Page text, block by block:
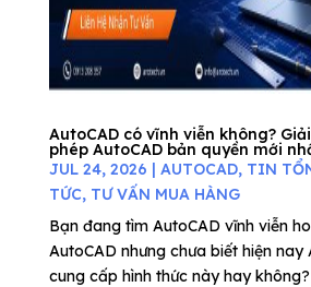
AutoCAD có vĩnh viễn không?
phép AutoCAD bản quyền mới
JUL 24, 2026 | AUTOCAD, TIN
TỨC, TƯ VẤN MUA HÀNG
Bạn đang tìm AutoCAD vĩnh viễn
AutoCAD nhưng chưa biết hiện nay
cung cấp hình thức này hay